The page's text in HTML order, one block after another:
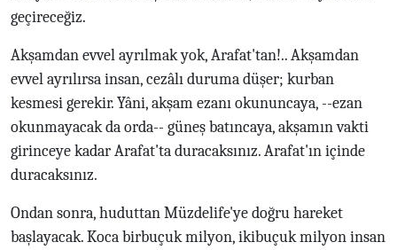
geçireceğiz.
Akşamdan evvel ayrılmak yok, Arafat'tan!.. Akşamdan
evvel ayrılırsa insan, cezâlı duruma düşer; kurban
kesmesi gerekir. Yâni, akşam ezanı okununcaya, --ezan
okunmayacak da orda-- güneş batıncaya, akşamın vakti
girinceye kadar Arafat'ta duracaksınız. Arafat'ın içinde
duracaksınız.
Ondan sonra, huduttan Müzdelife'ye doğru hareket
başlayacak. Koca birbuçuk milyon, ikibuçuk milyon insan